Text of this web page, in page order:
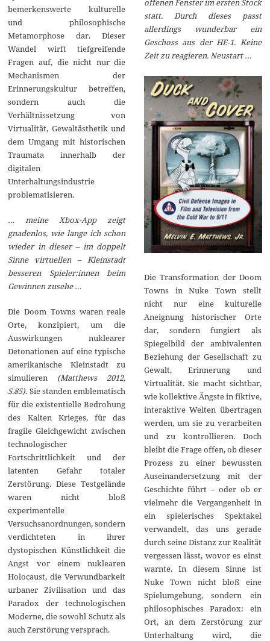
bemerkenswerte kulturelle
und philosophische
Metamorphose dar. Dieser
Wandel wirft tiefgreifende
Fragen auf, die nicht nur die
Mechanismen der
Erinnerungskultur betreffen,
sondern auch die
Verhältnissetzung von
Virtualität, Gewaltästhetik und
dem Umgang mit historischen
Traumata innerhalb der
digitalen
Unterhaltungsindustrie
problematisieren.
… meine Xbox-App zeigt
gnadenlos, wie lange ich schon
wieder in dieser – im doppelt
Sinne virtuellen – Kleinstadt
besseren Spieler:innen beim
Gewinnen zusehe …
Die Doom Towns waren reale
Orte, konzipiert, um die
Auswirkungen nuklearer
Detonationen auf eine typische
amerikanische Kleinstadt zu
simulieren (Matthews 2012,
S.85). Sie standen emblematisch
für die existentielle Bedrohung
des Kalten Krieges, für das
fragile Gleichgewicht zwischen
technologischer
Fortschrittlichkeit und der
latenten Gefahr totaler
Zerstörung. Diese Testgelände
waren nicht bloß
experimentelle
Versuchsanordnungen, sondern
verdichteten in ihrer
dystopischen Künstlichkeit die
Angst vor einem nuklearen
Holocaust, die Verwundbarkeit
urbaner Zivilisation und das
Paradox der technologischen
Moderne, die sowohl Schutz als
auch Zerstörung versprach.
statt. Durch dieses passt
allerdings wunderbar ein
Geschoss aus der HE-1. Keine
Zeit zu reagieren. Neustart …
Die Transformation der Doom
Towns in Nuke Town stellt
nicht nur eine kulturelle
Aneignung historischer Orte
dar, sondern fungiert als
Spiegelbild der ambivalenten
Beziehung der Gesellschaft zu
Gewalt, Erinnerung und
Virtualität. Sie macht sichtbar,
wie kollektive Ängste in fiktive,
interaktive Welten übertragen
werden, um sie zu verarbeiten
und zu kontrollieren. Doch
bleibt die Frage offen, ob dieser
Prozess zu einer bewussten
Auseinandersetzung mit der
Geschichte führt – oder ob er
vielmehr die Vergangenheit in
ein spielerisches Spektakel
verwandelt, das uns gerade
durch seine Distanz zur Realität
vergessen lässt, wovor es einst
warnte. In diesem Sinne ist
Nuke Town nicht bloß eine
Spielumgebung, sondern ein
philosophisches Paradox: ein
Ort, an dem Zerstörung zur
Unterhaltung wird, die